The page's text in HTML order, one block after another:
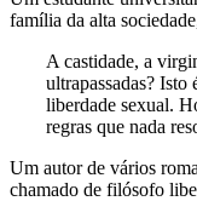
família da alta
A castidade, a
ultrapassadas? Isto
liberdade sexual.
regras que nada
Um autor de vários
chamado de filósofo